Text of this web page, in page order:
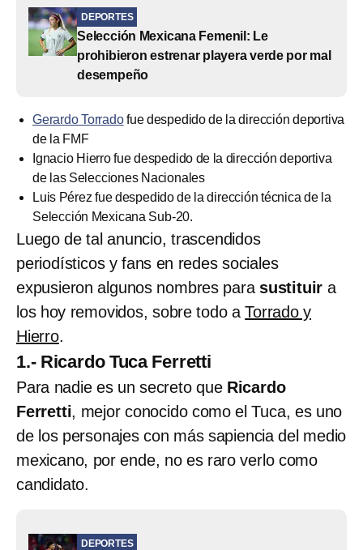
DEPORTES
Selección Mexicana Femenil: Le
prohibieron estrenar playera verde por mal
desempeño
Gerardo Torradofue despedido de la dirección deportiva
de la FMF
Ignacio Hierro fue despedido de la dirección deportiva
de las Selecciones Nacionales
Luis Pérez fue despedido de la dirección técnica de la
Selección Mexicana Sub-20.
Luego de tal anuncio, trascendidos
periodísticos y fans en redes sociales
expusieron algunos nombres para sustituir a
los hoy removidos, sobre todo aTorrado y
Hierro.
1.- Ricardo Tuca Ferretti
Para nadie es un secreto que Ricardo
Ferretti, mejor conocido como el Tuca, es uno
de los personajes con más sapiencia del medio
mexicano, por ende, no es raro verlo como
candidato.
DEPORTES